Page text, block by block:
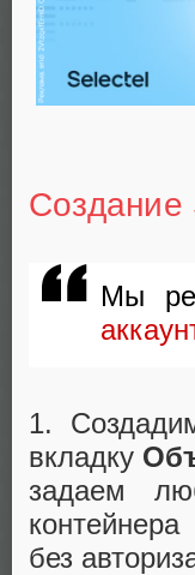
Создание
Мы
1.
вкладку
задаем
без